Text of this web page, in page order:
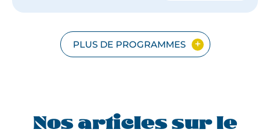
PORTUGAL
PLUS DE PROGRAMMES
Nos articles sur le